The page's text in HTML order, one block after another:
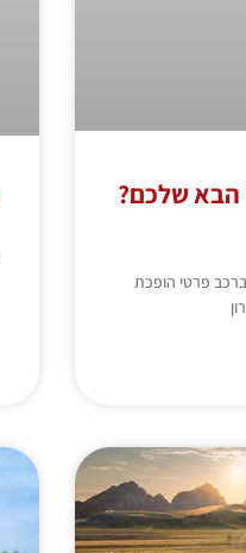
הבא שלכם?
פרטי הופכת